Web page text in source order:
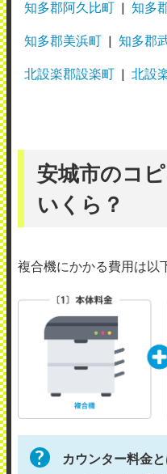
知多郡阿久比町 知多
知多郡美浜町 知多郡
北設楽郡設楽町 北設
安城市のコ
いくら？
複合機にかかる費用は以
カウンター料金と